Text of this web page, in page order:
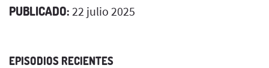
PUBLICADO: 22 julio 2025
EPISODIOS RECIENTES